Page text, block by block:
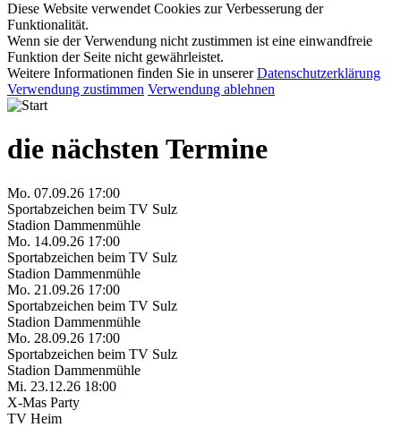
Diese Website verwendet Cookies zur Verbesserung der
Funktionalität.
Wenn sie der Verwendung nicht zustimmen ist eine einwandfreie
Funktion der Seite nicht gewährleistet.
Weitere Informationen finden Sie in unsererDatenschutzerklärung
Verwendung zustimmen Verwendung ablehnen
die nächsten Termine
Mo. 07.09.26 17:00
Sportabzeichen beim TV Sulz
Stadion Dammenmühle
Mo. 14.09.26 17:00
Sportabzeichen beim TV Sulz
Stadion Dammenmühle
Mo. 21.09.26 17:00
Sportabzeichen beim TV Sulz
Stadion Dammenmühle
Mo. 28.09.26 17:00
Sportabzeichen beim TV Sulz
Stadion Dammenmühle
Mi. 23.12.26 18:00
X-Mas Party
TV Heim